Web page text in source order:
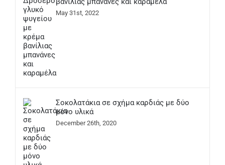
May 31st, 2022
Σοκολατάκια σε σχήμα καρδιάς με δύο
μόνο υλικά
December 26th, 2020